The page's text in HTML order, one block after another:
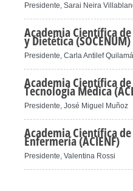
Presidente, Sarai Neira
Academia Científica
y Dietética (SOCENUM)
Presidente, Carla Antilef
Academia Científica
Tecnología Médica
Presidente, José Miguel Muñoz
Academia Científica
Enfermería (ACIENF)
Presidente, Valentina Rossi